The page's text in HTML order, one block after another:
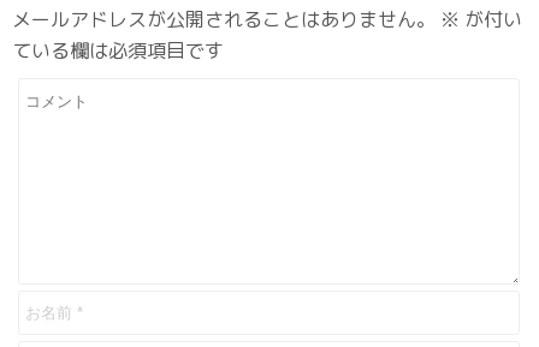
メールアドレスが公開されることはありません。 ※ が付い
ている欄は必須項目です